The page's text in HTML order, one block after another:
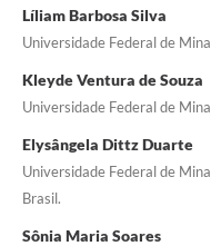
Líliam Barbosa Silva
Universidade Federal de
Kleyde Ventura de Souza
Universidade Federal de
Elysângela Dittz Duarte
Universidade Federal de
Brasil.
Sônia Maria Soares